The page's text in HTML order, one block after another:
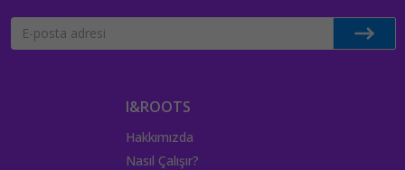
I&ROOTS
Hakkımızda
Nasıl Çalışır?